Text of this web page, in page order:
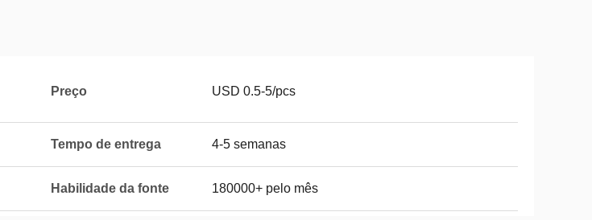
Preço USD 0.5-5/pcs
Tempo de entrega 4-5 semanas
Habilidade da fonte 180000+ pelo mês